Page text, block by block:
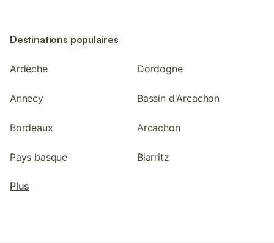
Destinations populaires
Ardèche Dordogne
Annecy Bassin d'Arcachon
Bordeaux Arcachon
Pays basque Biarritz
Plus